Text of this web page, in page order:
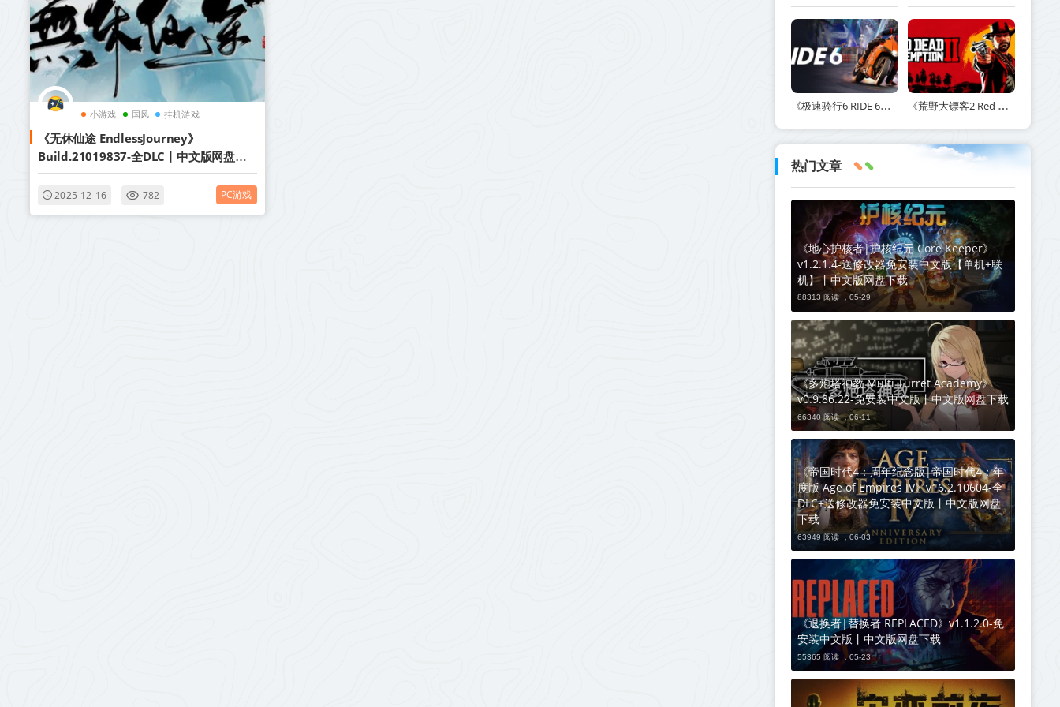
小游戏 国风 挂机游戏
《无休仙途 EndlessJourney》
Build.21019837-全DLC丨中文版网盘下
载
2025-12-16 782 PC游戏
《极速骑行6 RIDE 6》v20260511-免安装中文版丨中文版网盘下载 《荒野大镖客2 Red Dead Redemption 2》v1491.50-打包mod+送修改器丨中文版网盘下载
热门文章
《地心护核者|护核纪元 Core Keeper》
v1.2.1.4-送修改器免安装中文版【单机+联
机】丨中文版网盘下载
88313 阅读 ， 05-29
《多炮塔神教 Multi Turret Academy》
v0.9.86.22-免安装中文版丨中文版网盘下载
66340 阅读 ，06-11
《帝国时代4：周年纪念版|帝国时代4：年
度版 Age of Empires IV》v16.2.10604-全
DLC+送修改器免安装中文版丨中文版网盘
下载
63949 阅读 ，06-03
《退换者|替换者 REPLACED》v1.1.2.0-免
安装中文版丨中文版网盘下载
55365 阅读 ，05-23